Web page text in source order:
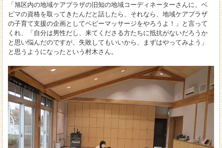
「旭区内の地域ケアプラザの旧知の地域コーディネーターさんに、ベ
ビマの資格を取ってきたんだと話したら、それなら、地域ケアプラザ
の子育て支援の企画としてベビーマッサージをやろうよ！」と言って
くれ、「自分は男性だし、来てくださる方たちに抵抗がないだろうか
と思い悩んだのですが、失敗してもいいから、まずはやってみよう」
と思うようになったという村木さん。